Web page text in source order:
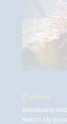
O witrynie
Zapraszamy
małych czy